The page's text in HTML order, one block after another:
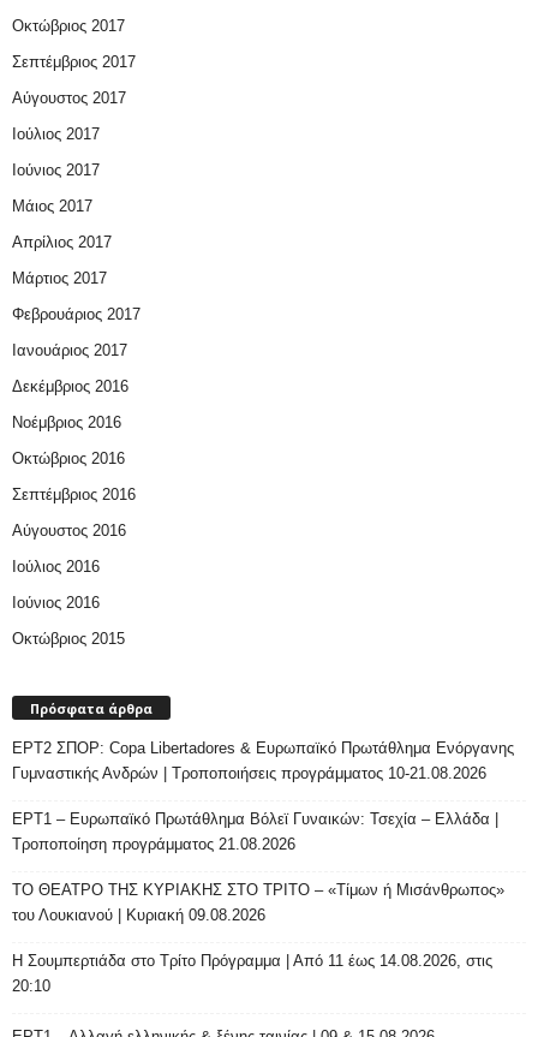
Οκτώβριος 2017
Σεπτέμβριος 2017
Αύγουστος 2017
Ιούλιος 2017
Ιούνιος 2017
Μάιος 2017
Απρίλιος 2017
Μάρτιος 2017
Φεβρουάριος 2017
Ιανουάριος 2017
Δεκέμβριος 2016
Νοέμβριος 2016
Οκτώβριος 2016
Σεπτέμβριος 2016
Αύγουστος 2016
Ιούλιος 2016
Ιούνιος 2016
Οκτώβριος 2015
Πρόσφατα άρθρα
ΕΡΤ2 ΣΠΟΡ: Copa Libertadores & Ευρωπαϊκό Πρωτάθλημα Ενόργανης
Γυμναστικής Ανδρών | Τροποποιήσεις προγράμματος 10-21.08.2026
ΕΡΤ1 – Ευρωπαϊκό Πρωτάθλημα Βόλεϊ Γυναικών: Τσεχία – Ελλάδα |
Τροποποίηση προγράμματος 21.08.2026
ΤΟ ΘΕΑΤΡΟ ΤΗΣ ΚΥΡΙΑΚΗΣ ΣΤΟ ΤΡΙΤΟ – «Τίμων ή Μισάνθρωπος»
του Λουκιανού | Κυριακή 09.08.2026
H Σουμπερτιάδα στο Τρίτο Πρόγραμμα | Από 11 έως 14.08.2026, στις
20:10